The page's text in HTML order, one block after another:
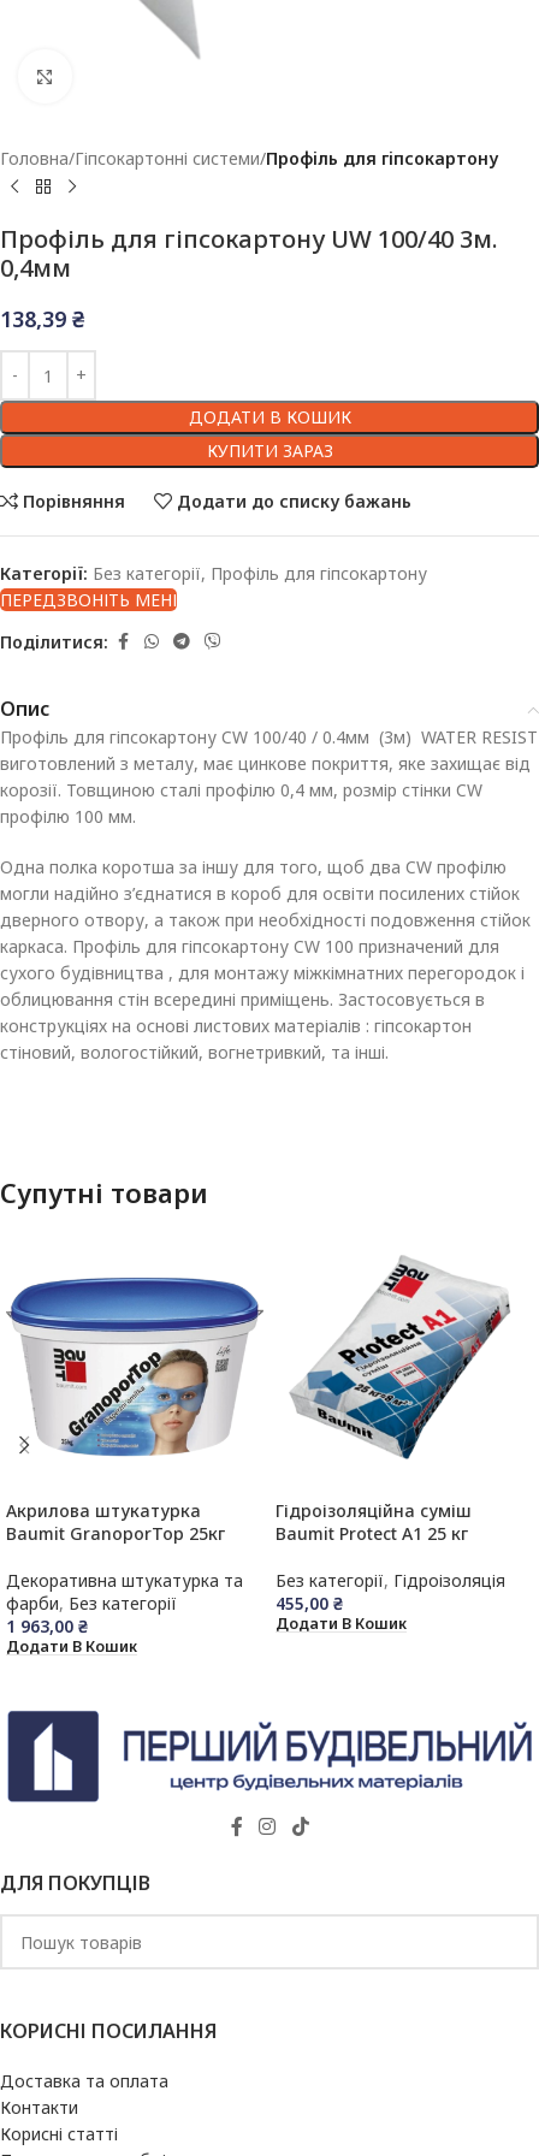
Головна Гіпсокартонні системи Профіль для гіпсокартону
Профіль для гіпсокартону UW 100/40 3м.
0,4мм
138,39 ₴
ДОДАТИ В КОШИК
КУПИТИ ЗАРАЗ
Порівняння Додати до списку бажань
Категорії: Без категорії, Профіль для гіпсокартону
ПЕРЕДЗВОНІТЬ МЕНІ
Поділитися:
Опис
Профіль для гіпсокартону CW 100/40 / 0.4мм (3м) WATER RESIST
виготовлений з металу, має цинкове покриття, яке захищає від
корозії. Товщиною сталі профілю 0,4 мм, розмір стінки CW
профілю 100 мм.
Одна полка коротша за іншу для того, щоб два CW профілю
могли надійно з’єднатися в короб для освіти посилених стійок
дверного отвору, а також при необхідності подовження стійок
каркаса. Профіль для гіпсокартону CW 100 призначений для
сухого будівництва , для монтажу міжкімнатних перегородок і
облицювання стін всередині приміщень. Застосовується в
конструкціях на основі листових матеріалів : гіпсокартон
стіновий, вологостійкий, вогнетривкий, та інші.
Супутні товари
Акрилова штукатурка
Baumit GranoporTop 25кг
Декоративна штукатурка та
фарби, Без категорії
1 963,00 ₴
Додати В Кошик
Гідроізоляційна суміш
Baumit Protect А1 25 кг
Без категорії, Гідроізоляція
455,00 ₴
Додати В Кошик
ДЛЯ ПОКУПЦІВ
КОРИСНІ ПОСИЛАННЯ
Доставка та оплата
Контакти
Корисні статті